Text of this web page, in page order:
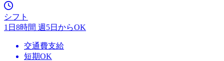
シフト
1日8時間 週5日からOK
交通費支給
短期OK